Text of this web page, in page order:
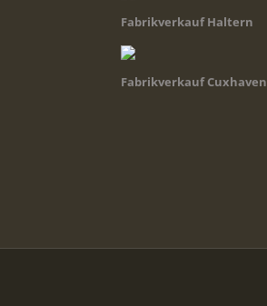
Fabrikverkauf Haltern
Fabrikverkauf Cuxhaven